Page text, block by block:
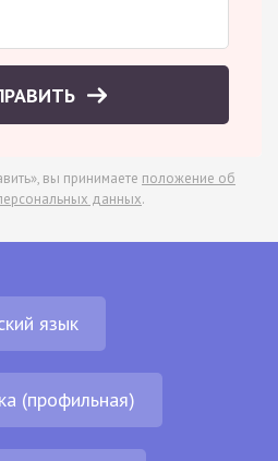
вы принимаете положение об
данных.
язык
(профильная)